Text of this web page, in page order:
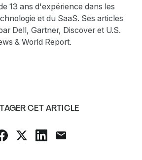
13 ans d'expérience dans les
et du SaaS. Ses articles
Dell, Gartner, Discover et U.S.
& World Report.
CET ARTICLE